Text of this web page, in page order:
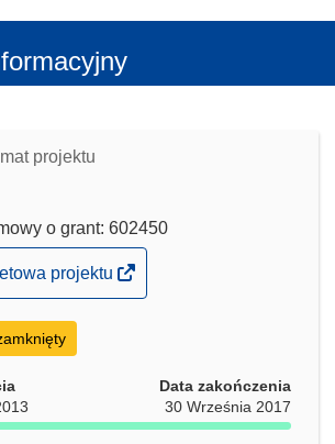
projektu
o grant: 602450
projektu
Data zakończenia
30 Września 2017